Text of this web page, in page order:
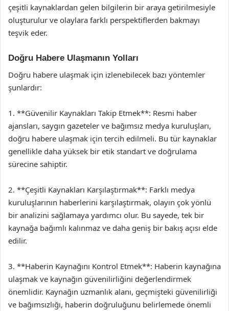
çeşitli kaynaklardan gelen bilgilerin bir araya getirilmesiyle
oluşturulur ve olaylara farklı perspektiflerden bakmayı
teşvik eder.
Doğru Habere Ulaşmanın Yolları
Doğru habere ulaşmak için izlenebilecek bazı yöntemler
şunlardır:
1. **Güvenilir Kaynakları Takip Etmek**: Resmi haber
ajansları, saygın gazeteler ve bağımsız medya kuruluşları,
doğru habere ulaşmak için tercih edilmeli. Bu tür kaynaklar
genellikle daha yüksek bir etik standart ve doğrulama
sürecine sahiptir.
2. **Çeşitli Kaynakları Karşılaştırmak**: Farklı medya
kuruluşlarının haberlerini karşılaştırmak, olayın çok yönlü
bir analizini sağlamaya yardımcı olur. Bu sayede, tek bir
kaynağa bağımlı kalınmaz ve daha geniş bir bakış açısı elde
edilir.
3. **Haberin Kaynağını Kontrol Etmek**: Haberin kaynağına
ulaşmak ve kaynağın güvenilirliğini değerlendirmek
önemlidir. Kaynağın uzmanlık alanı, geçmişteki güvenilirliği
ve bağımsızlığı, haberin doğruluğunu belirlemede önemli